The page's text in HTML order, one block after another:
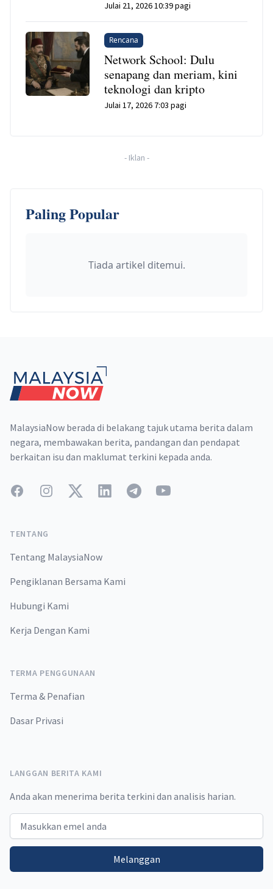
Julai 21, 2026 10:39 pagi
Rencana
Network School: Dulu
senapang dan meriam, kini
teknologi dan kripto
Julai 17, 2026 7:03 pagi
- Iklan -
Paling Popular
Tiada artikel ditemui.
MalaysiaNow berada di belakang tajuk utama berita dalam
negara, membawakan berita, pandangan dan pendapat
berkaitan isu dan maklumat terkini kepada anda.
FacebookInstagramTwitterLinkedInTelegramYouTube
TENTANG
Tentang MalaysiaNow
Pengiklanan Bersama Kami
Hubungi Kami
Kerja Dengan Kami
TERMA PENGGUNAAN
Terma & Penafian
Dasar Privasi
LANGGAN BERITA KAMI
Anda akan menerima berita terkini dan analisis harian.
Email address
Melanggan